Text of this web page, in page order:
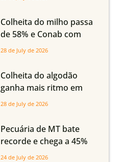
em Mato Grosso, aponta
Imea
Colheita do milho passa
de 58% e Conab com
boas produtividades em
quedas em Tocantins,
Maranhão e Piauí
28 de July de 2026
Colheita do algodão
ganha mais ritmo em
Mato Grosso, Mato
Maranhão
28 de July de 2026
Pecuária de MT bate
recorde e chega a 45%
dos bovinos abatidos
24 de July de 2026